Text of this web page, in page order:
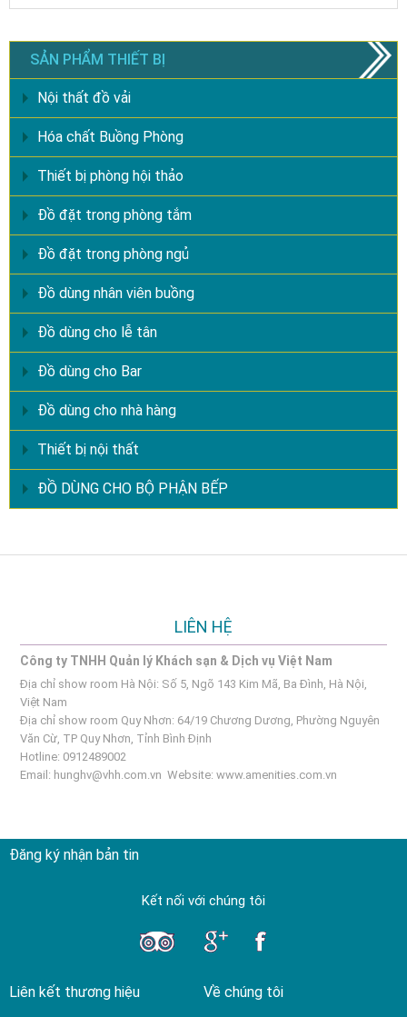
SẢN PHẨM THIẾT BỊ
Nội thất đồ vải
Hóa chất Buồng Phòng
Thiết bị phòng hội thảo
Đồ đặt trong phòng tắm
Đồ đặt trong phòng ngủ
Đồ dùng nhân viên buồng
Đồ dùng cho lễ tân
Đồ dùng cho Bar
Đồ dùng cho nhà hàng
Thiết bị nội thất
ĐỒ DÙNG CHO BỘ PHẬN BẾP
LIÊN HỆ
Công ty TNHH Quản lý Khách sạn & Dịch vụ Việt Nam
Địa chỉ show room Hà Nội: Số 5, Ngõ 143 Kim Mã, Ba Đình, Hà Nội,
Việt Nam
Địa chỉ show room Quy Nhơn: 64/19 Chương Dương, Phường Nguyên
Văn Cừ, TP Quy Nhơn, Tỉnh Bình Định
Hotline: 0912489002
Email: hunghv@vhh.com.vn Website:www.amenities.com.vn
Đăng ký nhận bản tin
Kết nối với chúng tôi
Liên kết thương hiệu Về chúng tôi